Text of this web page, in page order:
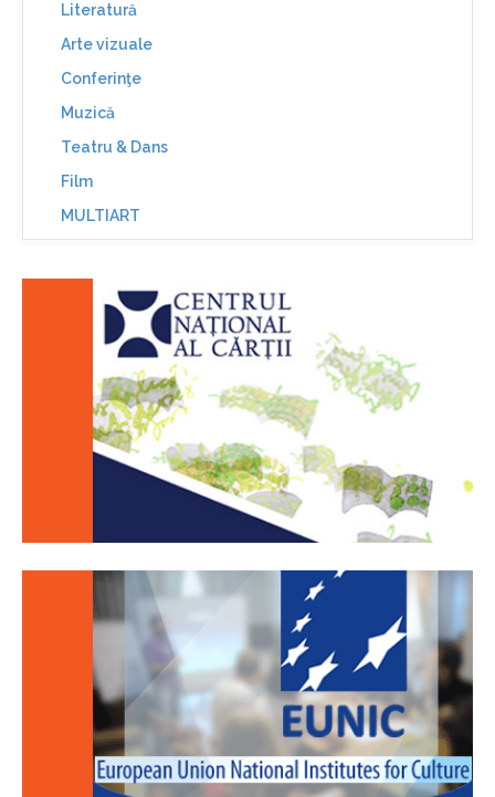
Literatură
Arte vizuale
Conferinţe
Muzică
Teatru & Dans
Film
MULTIART